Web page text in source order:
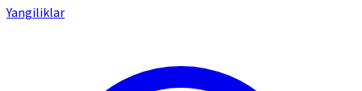
Yangiliklar